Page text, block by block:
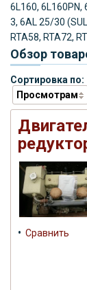
6L160, 6L160PN,
3, 6AL 25/30
RTA58, RTA72,
Обзор
Сортировка по:
Просмотрам
• Сравнить